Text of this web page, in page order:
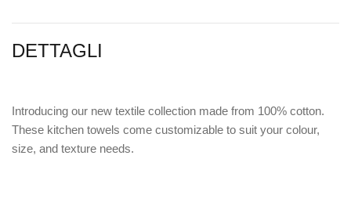
DETTAGLI
Introducing our new textile collection made from 100% cotton.
These kitchen towels come customizable to suit your colour,
size, and texture needs.